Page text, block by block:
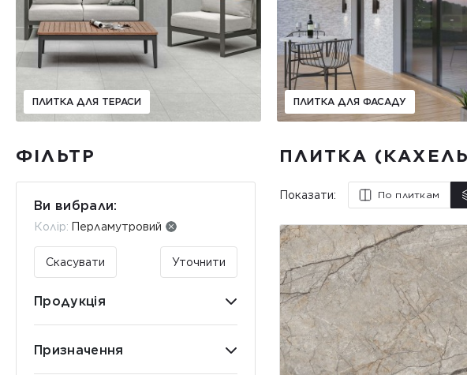
ПЛИТКА ДЛЯ ТЕРАСИ ПЛИТКА ДЛЯ ФАСАДУ
ФІЛЬТР
Ви вибрали:
Колір: Перламутровий
Скасувати Уточнити
Продукція
Призначення
ПЛИТКА
Показати: По плиткам